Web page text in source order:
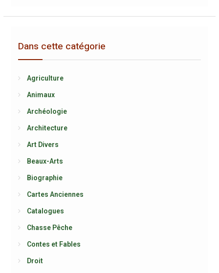
Dans cette catégorie
Agriculture
Animaux
Archéologie
Architecture
Art Divers
Beaux-Arts
Biographie
Cartes Anciennes
Catalogues
Chasse Pêche
Contes et Fables
Droit